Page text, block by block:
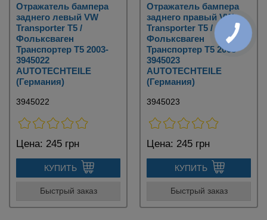
Отражатель бампера
заднего левый VW
Transporter T5 /
Фольксваген
Транспортер Т5 2003-
3945022
AUTOTECHTEILE
(Германия)
3945022
Цена: 245 грн
КУПИТЬ
Быстрый заказ
Отражатель бампера
заднего правый VW
Transporter T5 /
Фольксваген
Транспортер Т5 2003-
3945023
AUTOTECHTEILE
(Германия)
3945023
Цена: 245 грн
КУПИТЬ
Быстрый заказ